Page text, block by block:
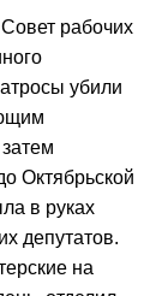
рабочих
убили
Октябрьской
в руках
депутатов.
на